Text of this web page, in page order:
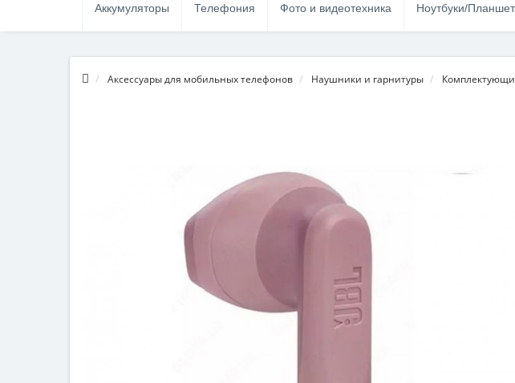
Аккумуляторы Телефония Фото и видеотехника Ноутбуки/
Аксессуары для мобильных телефонов Наушники и гарнитуры